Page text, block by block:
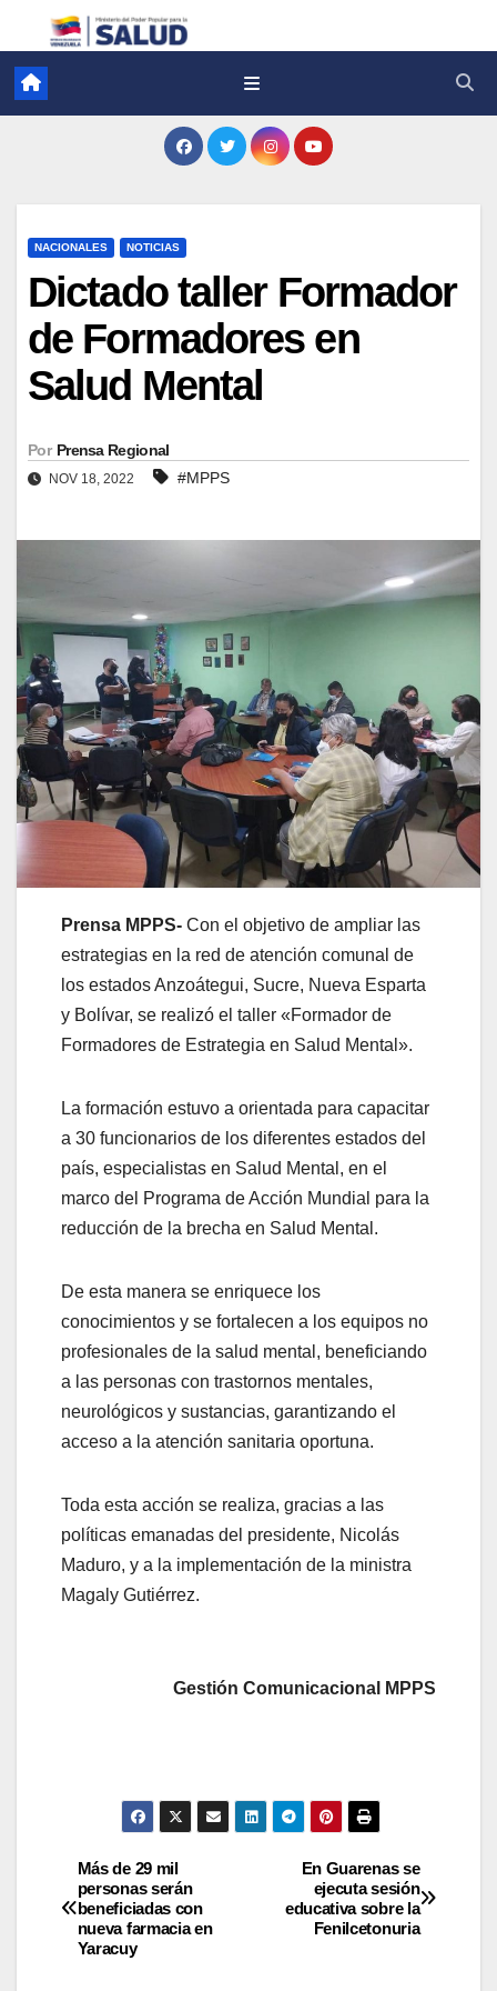
NACIONALES NOTICIAS
Dictado taller Formador
de Formadores en
Salud Mental
Por Prensa Regional
NOV 18, 2022 #MPPS
Prensa MPPS- Con el objetivo de ampliar las
estrategias en la red de atención comunal de
los estados Anzoátegui, Sucre, Nueva Esparta
y Bolívar, se realizó el taller «Formador de
Formadores de Estrategia en Salud Mental».
La formación estuvo a orientada para capacitar
a 30 funcionarios de los diferentes estados del
país, especialistas en Salud Mental, en el
marco del Programa de Acción Mundial para la
reducción de la brecha en Salud Mental.
De esta manera se enriquece los
conocimientos y se fortalecen a los equipos no
profesionales de la salud mental, beneficiando
a las personas con trastornos mentales,
neurológicos y sustancias, garantizando el
acceso a la atención sanitaria oportuna.
Toda esta acción se realiza, gracias a las
políticas emanadas del presidente, Nicolás
Maduro, y a la implementación de la ministra
Magaly Gutiérrez.
Gestión Comunicacional MPPS
En Guarenas se
ejecuta sesión
educativa sobre la
Fenilcetonuria
Más de 29 mil
personas serán
beneficiadas con
nueva farmacia en
Yaracuy